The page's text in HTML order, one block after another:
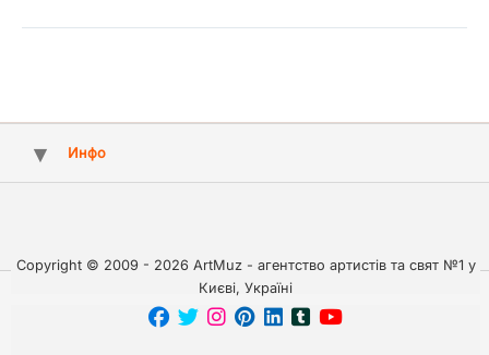
Инфо
Copyright © 2009 - 2026 ArtMuz - агентство артистів та свят №1 у
Києві, Україні